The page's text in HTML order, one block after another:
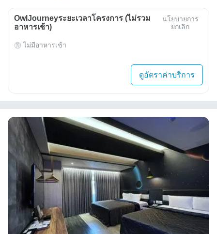
OwlJourneyระยะเวลาโครงการ (ไม่รวม
อาหารเช้า)
นโยบายการ
ยกเลิก
ไม่มีอาหารเช้า
ดูอัตราค่าบริการ